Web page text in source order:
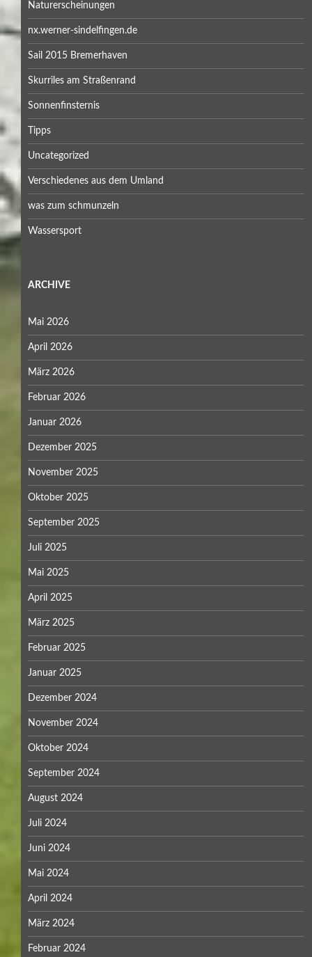
Naturerscheinungen
nx.werner-sindelfingen.de
Sail 2015 Bremerhaven
Skurriles am Straßenrand
Sonnenfinsternis
Tipps
Uncategorized
Verschiedenes aus dem Umland
was zum schmunzeln
Wassersport
ARCHIVE
Mai 2026
April 2026
März 2026
Februar 2026
Januar 2026
Dezember 2025
November 2025
Oktober 2025
September 2025
Juli 2025
Mai 2025
April 2025
März 2025
Februar 2025
Januar 2025
Dezember 2024
November 2024
Oktober 2024
September 2024
August 2024
Juli 2024
Juni 2024
Mai 2024
April 2024
März 2024
Februar 2024